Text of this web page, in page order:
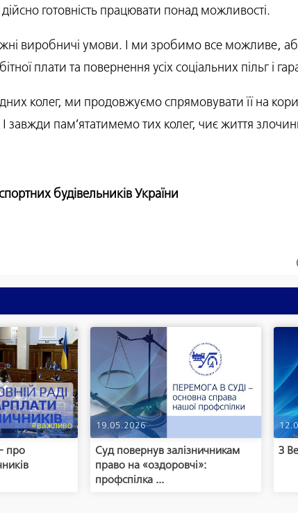
готовність працювати понад можливості.
виробничі умови. І ми зробимо все можливе,
плати та повернення усіх соціальних пільг і
колег, ми продовжуємо спрямовувати її на
завжди пам’ятатимемо тих колег, чиє життя
будівельників України
#важливо
про
19.05.2026
Суд повернув залізничникам
право на «оздоровчі»:
профспілка ...
З